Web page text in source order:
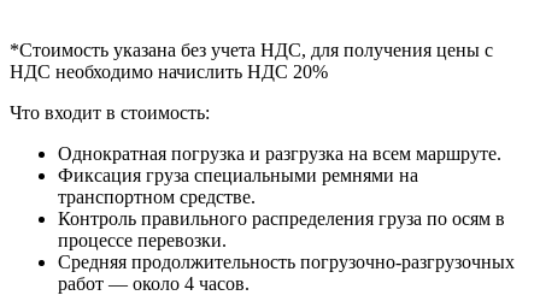
*Стоимость указана без учета НДС, для получения цены с
НДС необходимо начислить НДС 20%
Что входит в стоимость:
Однократная погрузка и разгрузка на всем маршруте.
Фиксация груза специальными ремнями на
транспортном средстве.
Контроль правильного распределения груза по осям в
процессе перевозки.
Средняя продолжительность погрузочно-разгрузочных
работ — около 4 часов.